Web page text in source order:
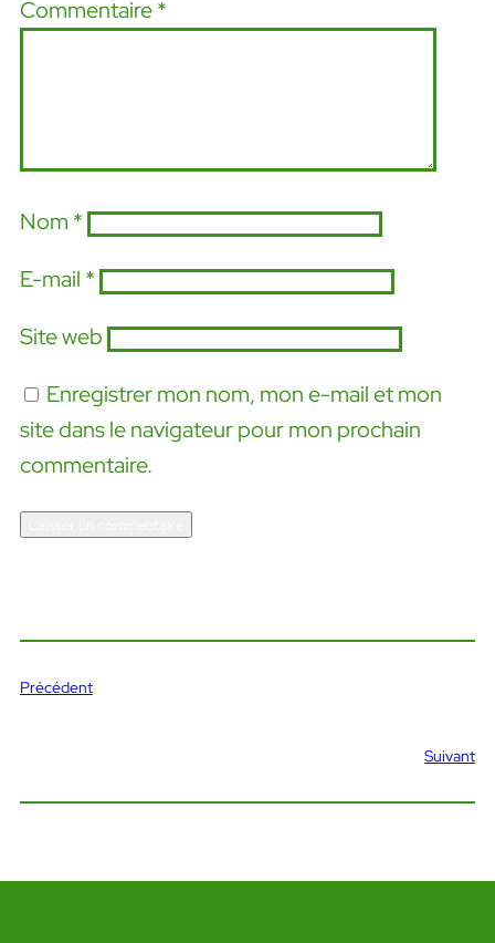
Commentaire*
Nom *
E-mail *
Site web
Enregistrer mon nom, mon e-mail et mon
site dans le navigateur pour mon prochain
commentaire.
Précédent
Suivant